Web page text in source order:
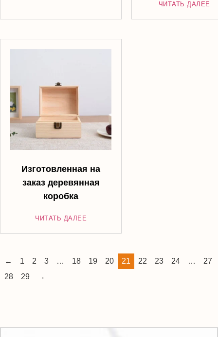
ЧИТАТЬ ДАЛЕЕ
Изготовленная на
заказ деревянная
коробка
ЧИТАТЬ ДАЛЕЕ
← 1 2 3 … 18 19 20 21 22 23 24 …
27
28
29 →